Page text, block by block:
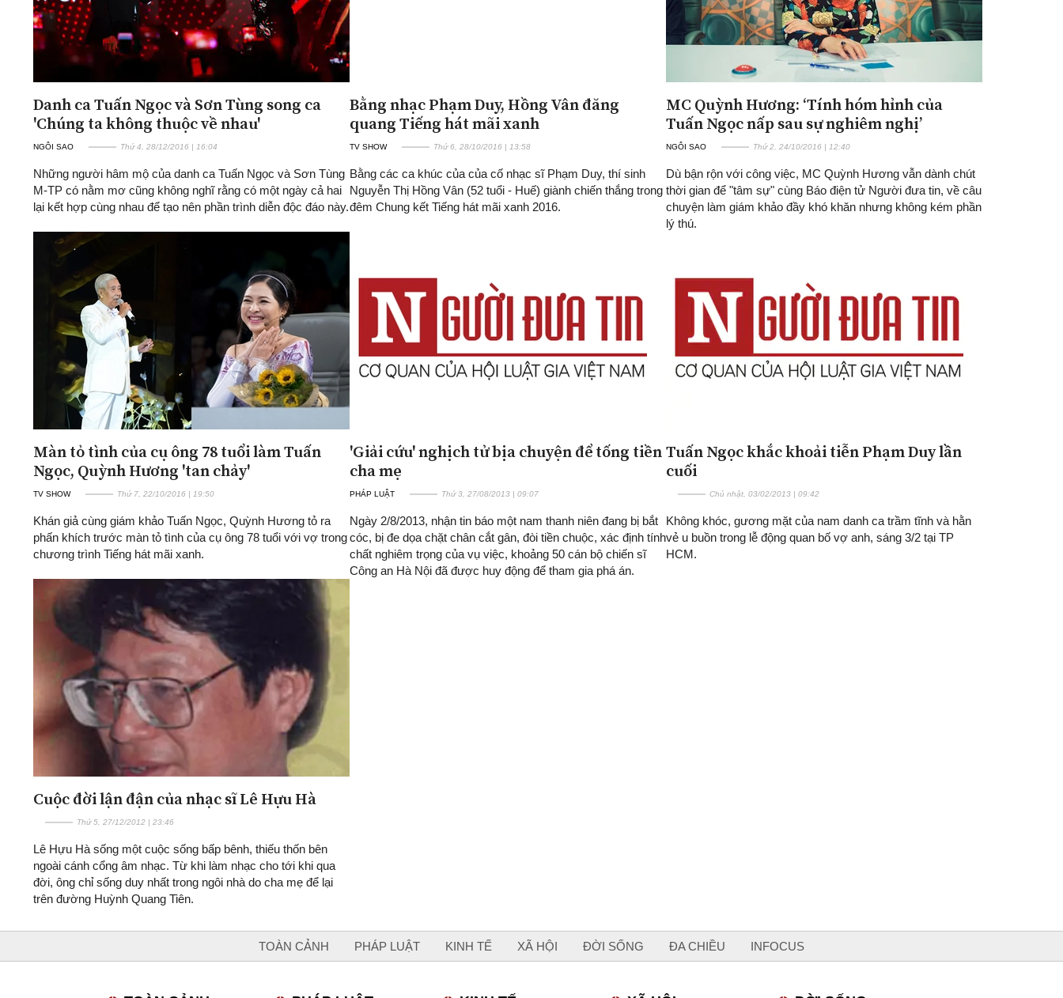
Danh ca Tuấn Ngọc và Sơn Tùng song ca
'Chúng ta không thuộc về nhau'
NGÔI SAO Thứ 4, 28/12/2016 | 16:04
Những người hâm mộ của danh ca Tuấn Ngọc và Sơn Tùng
M-TP có nằm mơ cũng không nghĩ rằng có một ngày cả hai
lại kết hợp cùng nhau để tạo nên phần trình diễn độc đáo này.
Bằng nhạc Phạm Duy, Hồng Vân đăng
quang Tiếng hát mãi xanh
TV SHOW Thứ 6, 28/10/2016 | 13:58
Bằng các ca khúc của của cố nhạc sĩ Phạm Duy, thí sinh
Nguyễn Thị Hồng Vân (52 tuổi - Huế) giành chiến thắng trong
đêm Chung kết Tiếng hát mãi xanh 2016.
MC Quỳnh Hương: ‘Tính hóm hỉnh của
Tuấn Ngọc nấp sau sự nghiêm nghị’
NGÔI SAO Thứ 2, 24/10/2016 | 12:40
Dù bận rộn với công việc, MC Quỳnh Hương vẫn dành chút
thời gian để "tâm sự" cùng Báo điện tử Người đưa tin, về câu
chuyện làm giám khảo đầy khó khăn nhưng không kém phần
lý thú.
Màn tỏ tình của cụ ông 78 tuổi làm Tuấn
Ngọc, Quỳnh Hương 'tan chảy'
TV SHOW Thứ 7, 22/10/2016 | 19:50
Khán giả cùng giám khảo Tuấn Ngọc, Quỳnh Hương tỏ ra
phấn khích trước màn tỏ tình của cụ ông 78 tuổi với vợ trong
chương trình Tiếng hát mãi xanh.
'Giải cứu' nghịch tử bịa chuyện để tống tiền
cha mẹ
PHÁP LUẬT Thứ 3, 27/08/2013 | 09:07
Ngày 2/8/2013, nhận tin báo một nam thanh niên đang bị bắt
cóc, bị đe dọa chặt chân cắt gân, đòi tiền chuộc, xác định tính
chất nghiêm trọng của vụ việc, khoảng 50 cán bộ chiến sĩ
Công an Hà Nội đã được huy động để tham gia phá án.
Tuấn Ngọc khắc khoải tiễn Phạm Duy lần
cuối
Chủ nhật, 03/02/2013 | 09:42
Không khóc, gương mặt của nam danh ca trầm tĩnh và hằn
vẻ u buồn trong lễ động quan bố vợ anh, sáng 3/2 tại TP
HCM.
Cuộc đời lận đận của nhạc sĩ Lê Hựu Hà
Thứ 5, 27/12/2012 | 23:46
Lê Hựu Hà sống một cuộc sống bấp bênh, thiếu thốn bên
ngoài cánh cổng âm nhạc. Từ khi làm nhạc cho tới khi qua
đời, ông chỉ sống duy nhất trong ngôi nhà do cha mẹ để lại
trên đường Huỳnh Quang Tiên.
TOÀN CẢNH PHÁP LUẬT KINH TẾ XÃ HỘI ĐỜI SỐNG ĐA CHIỀU INFOCUS